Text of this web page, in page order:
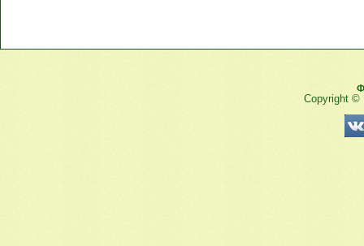
Copyright ©